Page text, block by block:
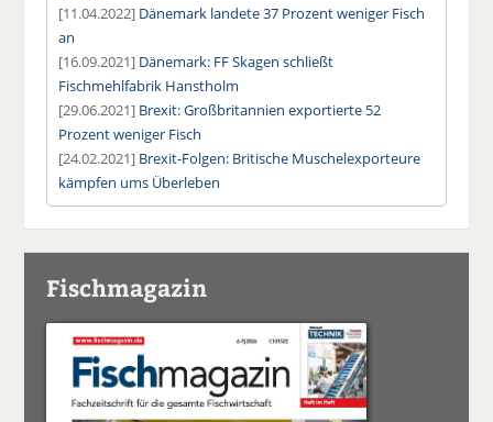
[11.04.2022] Dänemark landete 37 Prozent weniger Fisch
an
[16.09.2021] Dänemark: FF Skagen schließt
Fischmehlfabrik Hanstholm
[29.06.2021] Brexit: Großbritannien exportierte 52
Prozent weniger Fisch
[24.02.2021] Brexit-Folgen: Britische Muschelexporteure
kämpfen ums Überleben
Fischmagazin